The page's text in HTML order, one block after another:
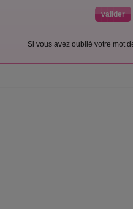
Si vous avez oublié votre mot